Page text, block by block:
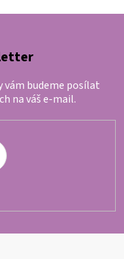
vám budeme posílat
na váš e-mail.